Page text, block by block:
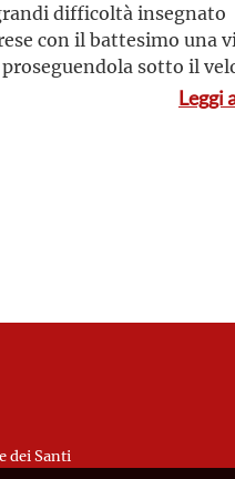
difficoltà insegnato
con il battesimo una
sotto il
finché sotto un
Leggi
dei Santi